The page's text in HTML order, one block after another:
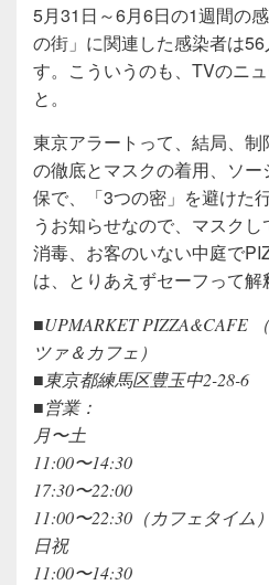
5月31日～6月6日の1週間の
の街」に関連した感染者は
す。こういうのも、TVのニ
と。
東京アラートって、結局、
の徹底とマスクの着用、ソ
保で、「3つの密」を避けた
うお知らせなので、マスク
消毒、お客のいない中庭で
は、とりあえずセーフって解
■UPMARKET PIZZA&CAFE
ツァ＆カフェ）
■東京都練馬区豊玉中2-28-6
■営業：
月〜土
11:00〜14:30
17:30〜22:00
11:00〜22:30（カフェタイム）
日祝
11:00〜14:30